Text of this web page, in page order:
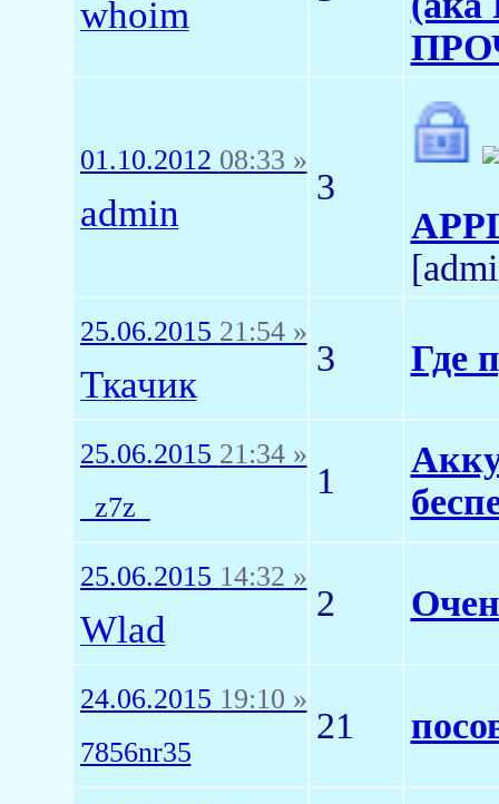
whoim
01.10.2012 08:33 »
admin
3
25.06.2015 21:54 »
Ткачик
3 Где
25.06.2015 21:34 »
_z7z_
1
25.06.2015 14:32 »
Wlad
2
24.06.2015 19:10 »
7856nr35
21